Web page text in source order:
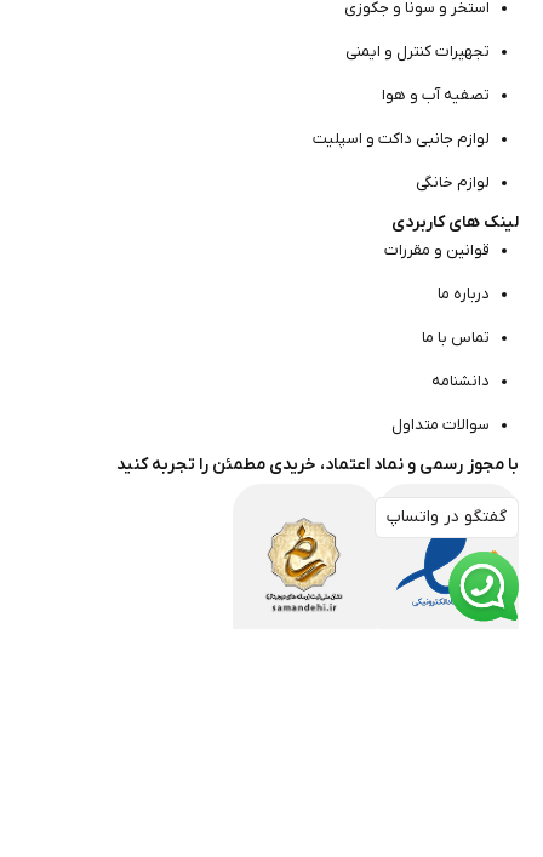
استخر و سونا و جکوزی
تجهیرات کنترل و ایمنی
تصفیه آب و هوا
لوازم جانبی داکت و اسپلیت
لوازم خانگی
لینک های کاربردی
قوانین و مقررات
درباره ما
تماس با ما
دانشنامه
سوالات متداول
با مجوز رسمی و نماد اعتماد، خریدی مطمئن را تجربه کنید
گفتگو در واتساپ
گفتگو در واتساپ